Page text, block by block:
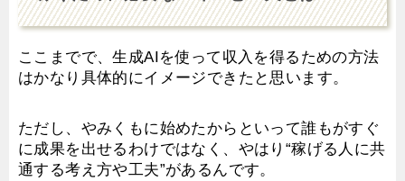
ここまでで、生成AIを使って収入を得るための方法
はかなり具体的にイメージできたと思います。
ただし、やみくもに始めたからといって誰もがすぐ
に成果を出せるわけではなく、やはり“稼げる人に共
通する考え方や工夫”があるんです。